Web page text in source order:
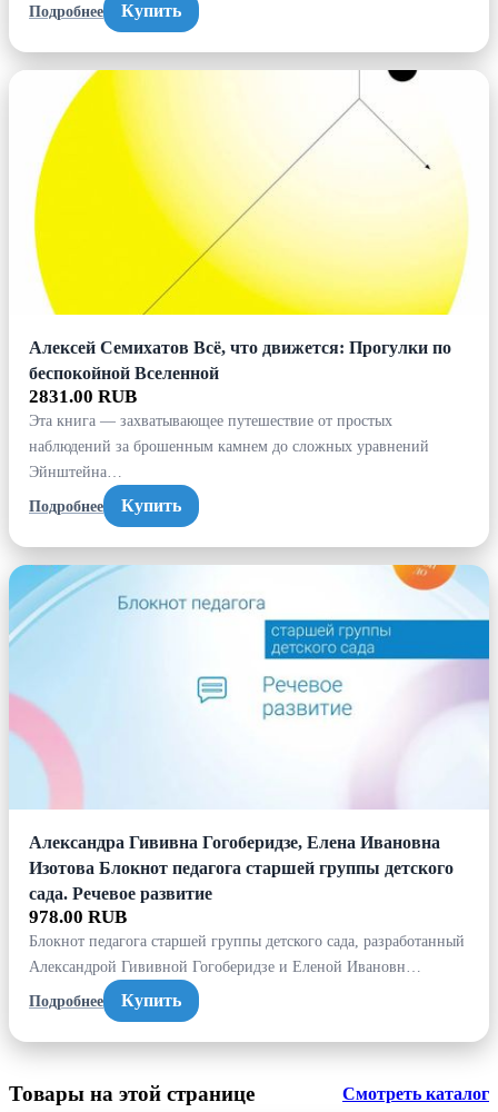
Подробнее
Купить
Алексей Семихатов Всё, что движется: Прогулки по
беспокойной Вселенной
2831.00 RUB
Эта книга — захватывающее путешествие от простых
наблюдений за брошенным камнем до сложных уравнений
Эйнштейна…
Подробнее
Купить
Александра Гививна Гогоберидзе, Елена Ивановна
Изотова Блокнот педагога старшей группы детского
сада. Речевое развитие
978.00 RUB
Блокнот педагога старшей группы детского сада, разработанный
Александрой Гививной Гогоберидзе и Еленой Ивановн…
Подробнее
Купить
Товары на этой странице Смотреть каталог